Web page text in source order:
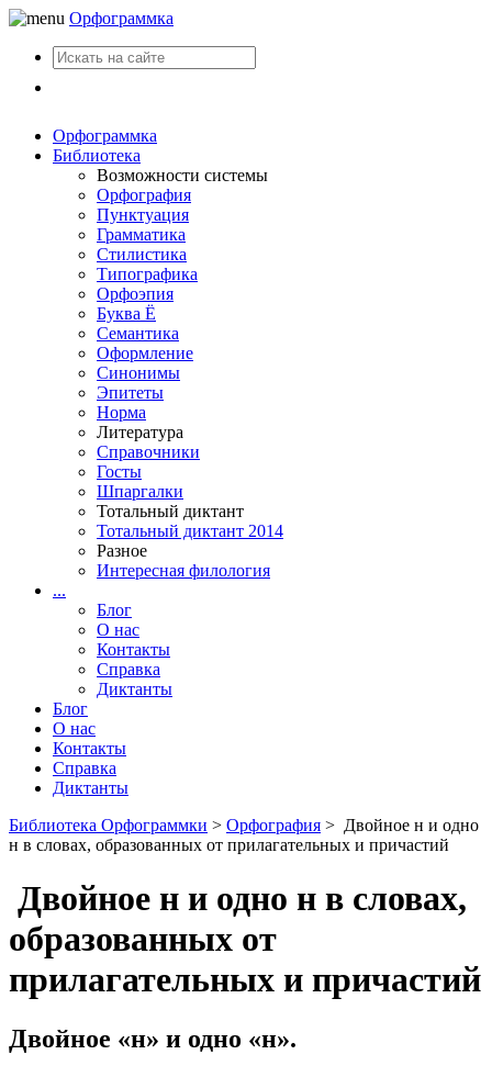
Орфограммка
Орфограммка
Библиотека
Возможности системы
Орфография
Пунктуация
Грамматика
Стилистика
Типографика
Орфоэпия
Буква Ё
Семантика
Оформление
Синонимы
Эпитеты
Норма
Литература
Справочники
Госты
Шпаргалки
Тотальный диктант
Тотальный диктант 2014
Разное
Интересная филология
...
Блог
О нас
Контакты
Справка
Диктанты
Блог
О нас
Контакты
Справка
Диктанты
Библиотека Орфограммки > Орфография > Двойное н и одно
н в словах, образованных от прилагательных и причастий
Двойное н и одно н в словах,
образованных от
прилагательных и причастий
Двойное «н» и одно «н».